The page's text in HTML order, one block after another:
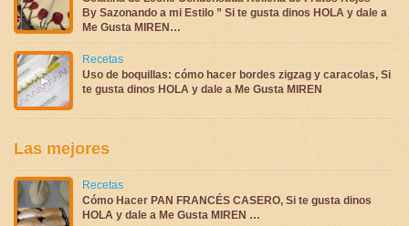
By Sazonando a mi Estilo ” Si te gusta dinos HOLA y dale a
Me Gusta MIREN…
Recetas
Uso de boquillas: cómo hacer bordes zigzag y caracolas, Si
te gusta dinos HOLA y dale a Me Gusta MIREN
Las mejores
Recetas
Cómo Hacer PAN FRANCÉS CASERO, Si te gusta dinos
HOLA y dale a Me Gusta MIREN …